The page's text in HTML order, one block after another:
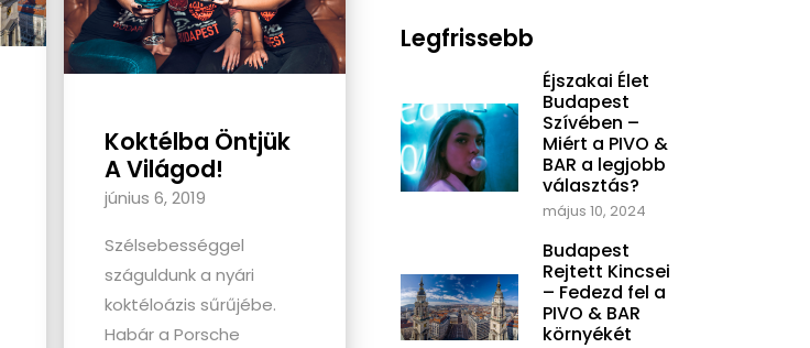
Koktélba Öntjük
A Világod!
június 6, 2019
Szélsebességgel
száguldunk a nyári
koktéloázis sűrűjébe.
Habár a Porsche
Legfrissebb
Éjszakai Élet
Budapest
Szívében –
Miért a PIVO &
BAR a legjobb
választás?
május 10, 2024
Budapest
Rejtett Kincsei
– Fedezd fel a
PIVO & BAR
környékét